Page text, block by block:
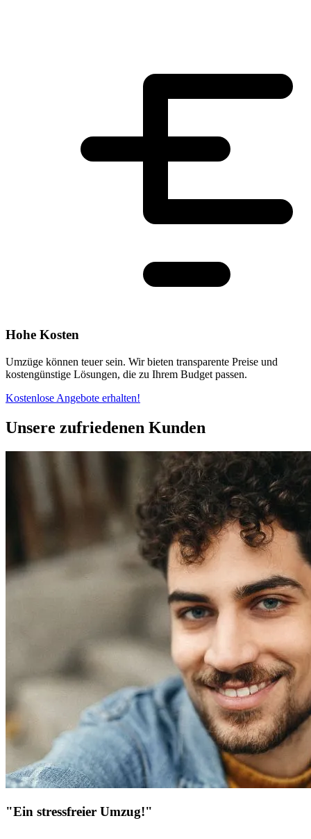
Hohe Kosten
Umzüge können teuer sein. Wir bieten transparente Preise und
kostengünstige Lösungen, die zu Ihrem Budget passen.
Kostenlose Angebote erhalten!
Unsere zufriedenen Kunden
"Ein stressfreier Umzug!"